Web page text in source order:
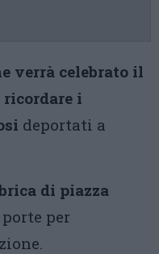
verrà celebrato il
i
deportati a
di piazza
per